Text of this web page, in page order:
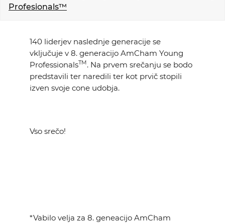
KONTAKT
GALERIJA
Profesionals™
140 liderjev naslednje generacije se
vključuje v 8. generacijo AmCham Young
ProfessionalsTM. Na prvem srečanju se bodo
predstavili ter naredili ter kot prvič stopili
izven svoje cone udobja.
Vso srečo!
*Vabilo velja za 8. geneacijo AmCham